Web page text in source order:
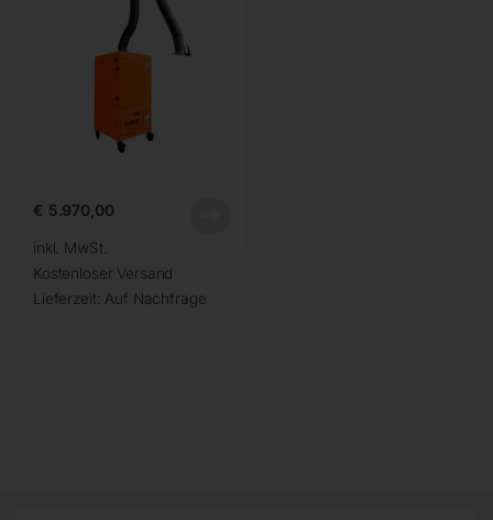
€ 5.970,00
inkl. MwSt.
Kostenloser Versand
Lieferzeit: Auf Nachfrage